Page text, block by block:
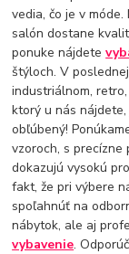
vedia, čo je v
salón dostane
ponuke nájdete
štýloch. V
industriálnom,
ktorý u nás
obľúbený!
vzoroch, s precízne
dokazujú vysokú
fakt, že pri výbere
spoľahnúť na
nábytok, ale aj
vybavenie.